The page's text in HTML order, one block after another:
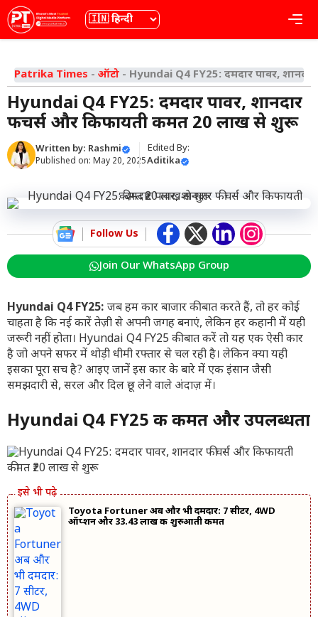
Skip
to
content
भाषा
Patrika Times - ऑटो - Hyundai Q4 FY25: दमदार पावर,
Hyundai Q4 FY25: दमदार पावर, शानदार
फीचर्स और किफायती कीमत ₹20 लाख से शुरू
Written by: Rashmi
Published on: May 20, 2025
Edited By:
Aditika
Follow Us
Join Our WhatsApp Group
Hyundai Q4 FY25: जब हम कार बाजार की बात करते हैं, तो हर कोई
चाहता है कि नई कारें तेज़ी से अपनी जगह बनाएं, लेकिन हर कहानी में यही
जरूरी नहीं होता। Hyundai Q4 FY25 की बात करें तो यह एक ऐसी कार
है जो अपने सफर में थोड़ी धीमी रफ्तार से चल रही है। लेकिन क्या यही
इसका पूरा सच है? आइए जानें इस कार के बारे में एक इंसान जैसी
समझदारी से, सरल और दिल छू लेने वाले अंदाज़ में।
Hyundai Q4 FY25 की कीमत और उपलब्धता
Toyota Fortuner अब और भी दमदार: 7 सीटर, 4WD
ऑप्शन और 33.43 लाख की शुरुआती कीमत